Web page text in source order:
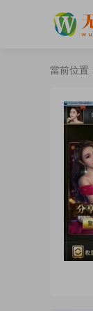
當前位置